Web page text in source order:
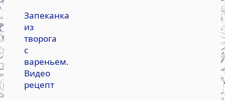
Запеканка
из
творога
с
вареньем.
Видео
рецепт